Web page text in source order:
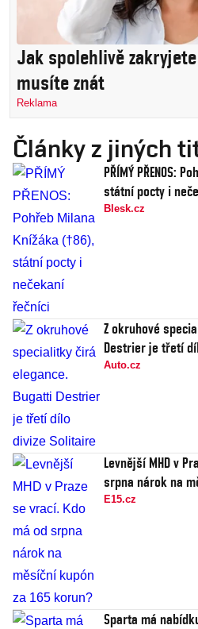
Jak spolehlivě
musíte znát
Reklama
Články z jiných
PŘÍMÝ PŘENOS:
státní pocty i
Blesk.cz
Z okruhové
Destrier je třetí
Auto.cz
Levnější MHD v
srpna nárok na
E15.cz
Sparta má